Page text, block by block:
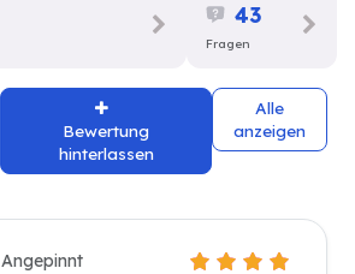
43
Fragen
Bewertung
hinterlassen
Alle
anzeigen
Angepinnt